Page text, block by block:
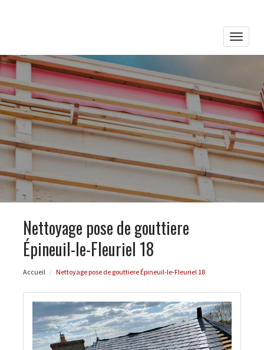
Toggle
Nettoyage pose de gouttiere
Épineuil-le-Fleuriel 18
Accueil Nettoyage pose de gouttiere Épineuil-le-Fleuriel 18